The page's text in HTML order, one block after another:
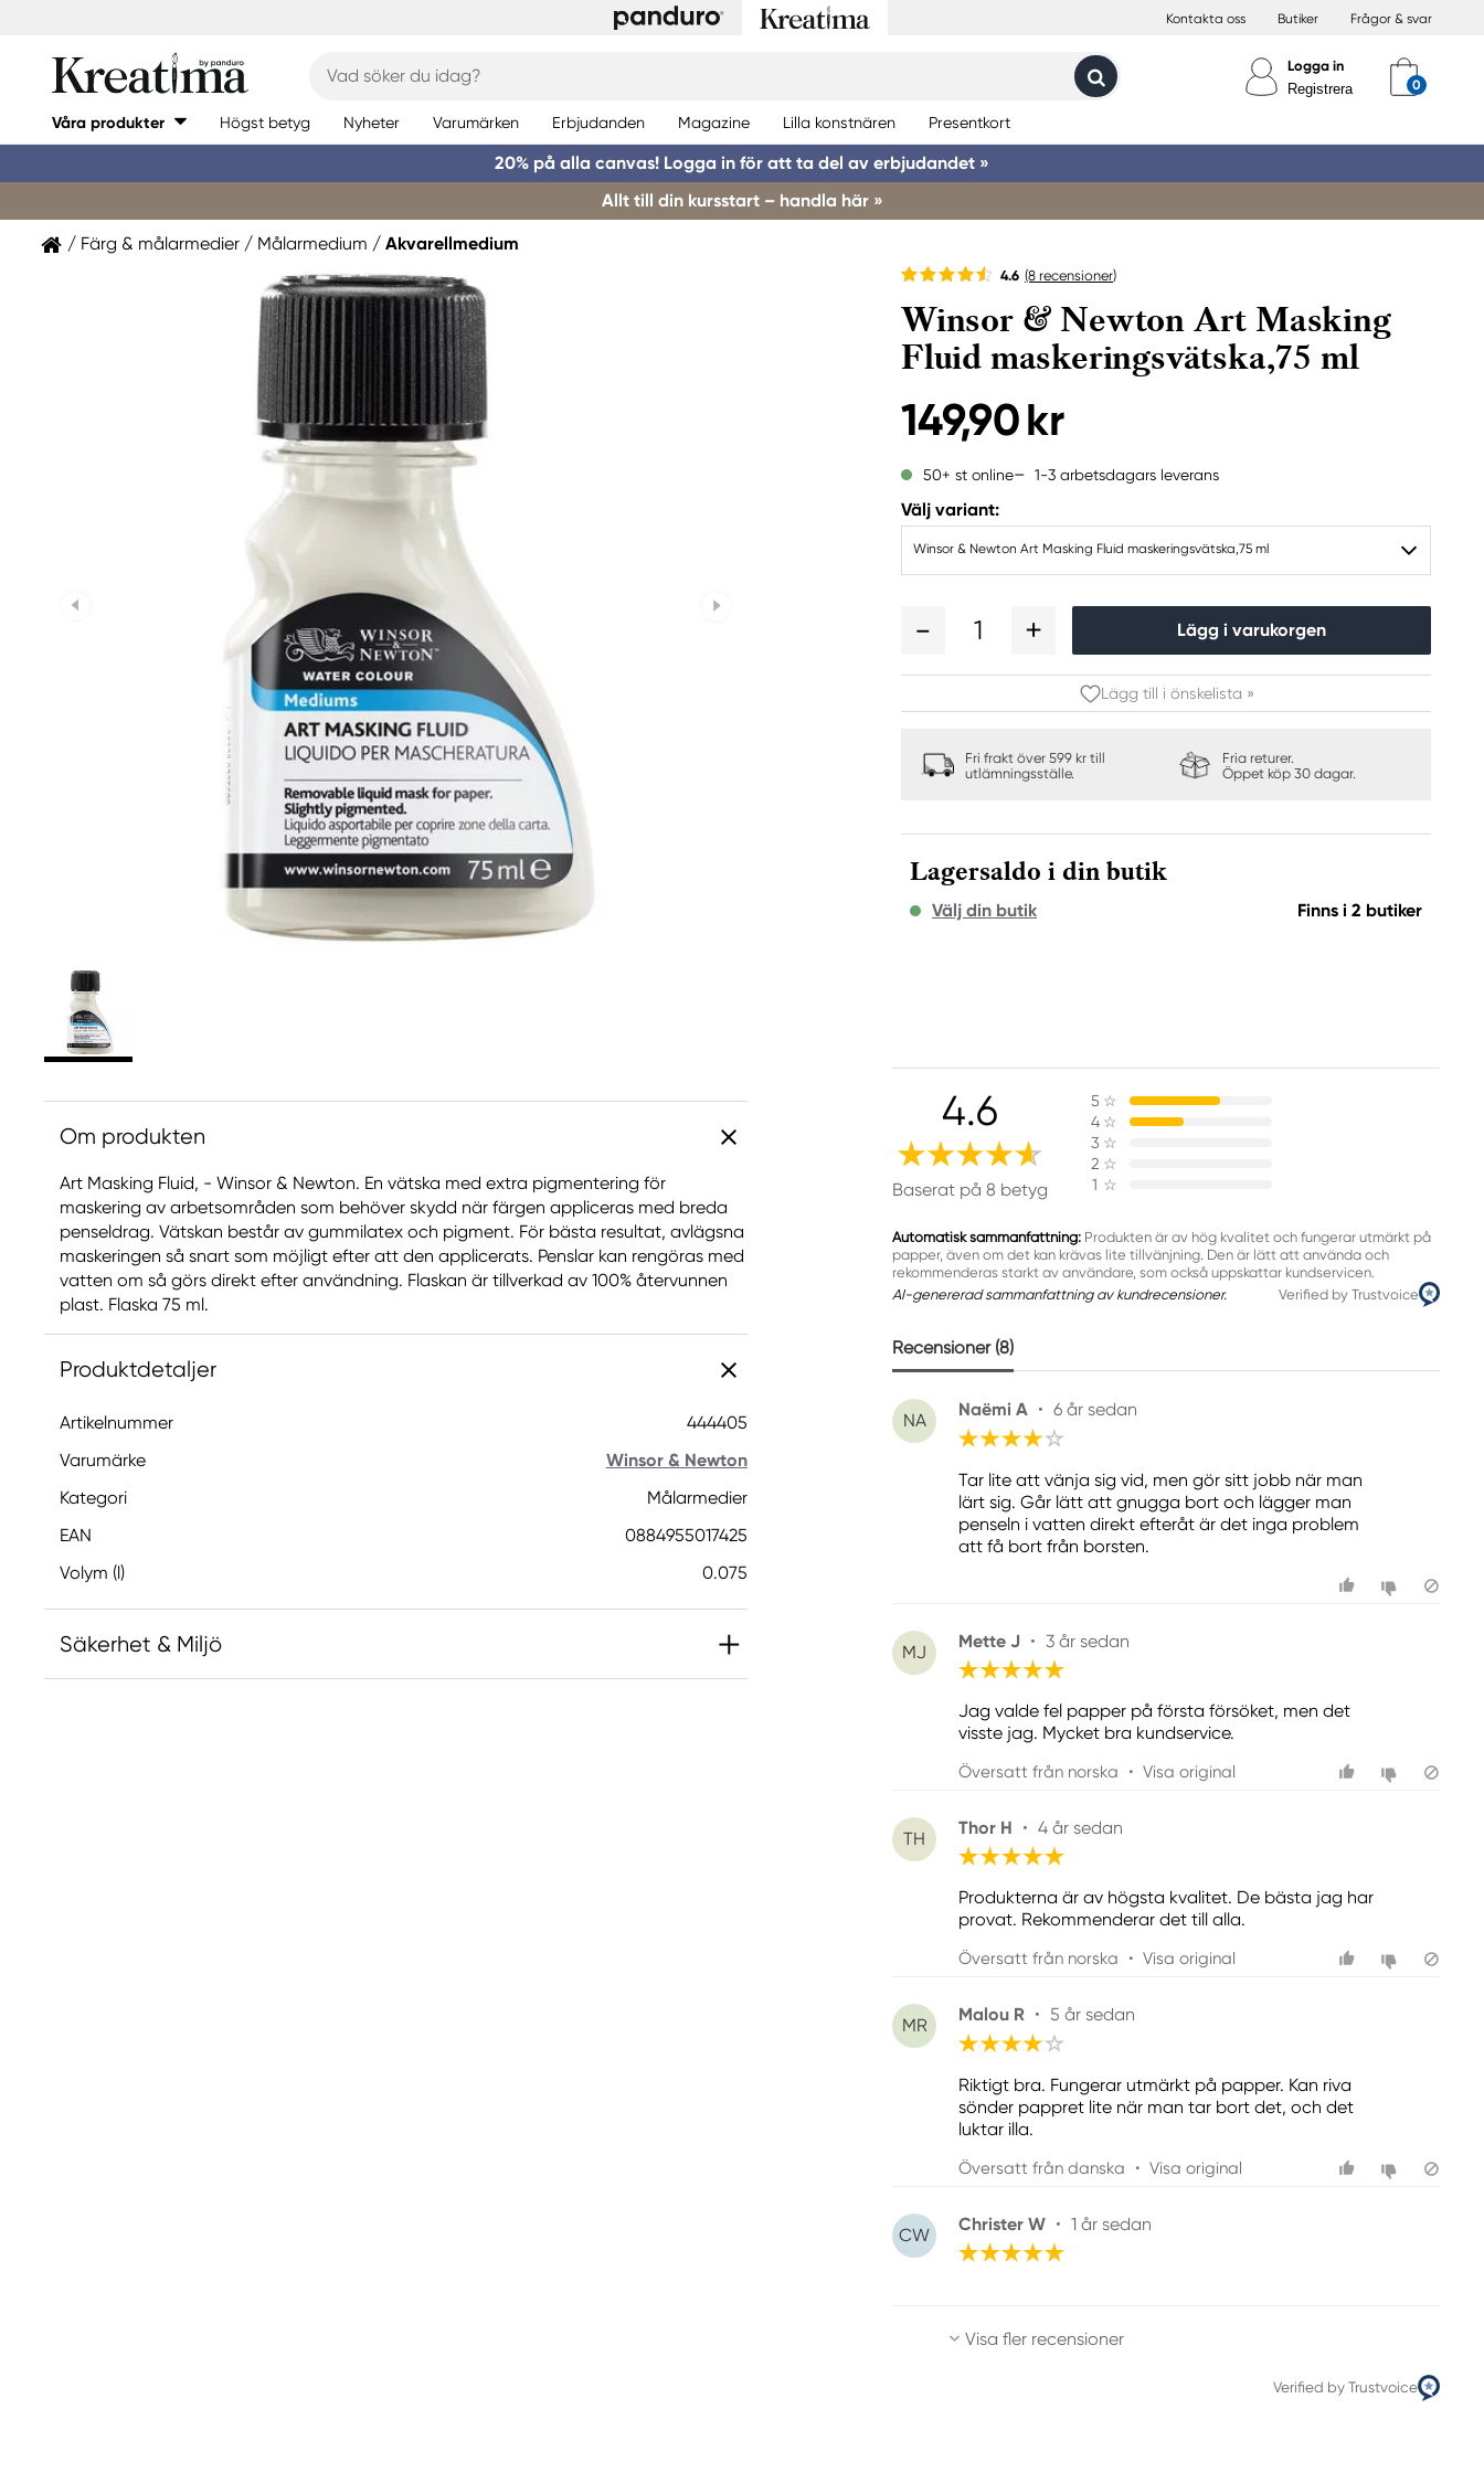
Kontakta oss Butiker Frågor & svar
Logga in
Registrera
Våra produkter Högst betyg Nyheter Varumärken Erbjudanden Magazine Lilla konstnären Presentkort
20% på alla canvas! Logga in för att ta del av erbjudandet »
Allt till din kursstart – handla här »
Färg & målarmedier Målarmedium Akvarellmedium
4.6 (8 recensioner)
Winsor & Newton Art Masking
Fluid maskeringsvätska,75 ml
149,90 kr
50+ st online 1-3 arbetsdagars leverans
Välj variant:
Winsor & Newton Art Masking Fluid maskeringsvätska,75 ml
1 Lägg i varukorgen
Lägg till i önskelista »
Fri frakt över 599 kr till
utlämningsställe.
Fria returer.
Öppet köp 30 dagar.
Lagersaldo i din butik
Välj din butik Finns i 2 butiker
Om produkten
Art Masking Fluid, - Winsor & Newton. En vätska med extra pigmentering för
maskering av arbetsområden som behöver skydd när färgen appliceras med breda
penseldrag. Vätskan består av gummilatex och pigment. För bästa resultat, avlägsna
maskeringen så snart som möjligt efter att den applicerats. Penslar kan rengöras med
vatten om så görs direkt efter användning. Flaskan är tillverkad av 100% återvunnen
plast. Flaska 75 ml.
Produktdetaljer
Artikelnummer
444405
Varumärke
Winsor & Newton
Kategori
Målarmedier
EAN
0884955017425
Volym (l)
0.075
Säkerhet & Miljö
4.6
Baserat på 8 betyg
5 ☆
4 ☆
3 ☆
2 ☆
1 ☆
Automatisk sammanfattning: Produkten är av hög kvalitet och fungerar utmärkt på
papper, även om det kan krävas lite tillvänjning. Den är lätt att använda och
rekommenderas starkt av användare, som också uppskattar kundservicen.
AI-genererad sammanfattning av kundrecensioner.
Verified by Trustvoice
Recensioner (8)
NA
Naëmi A • 6 år sedan
Tar lite att vänja sig vid, men gör sitt jobb när man
lärt sig. Går lätt att gnugga bort och lägger man
penseln i vatten direkt efteråt är det inga problem
att få bort från borsten.
MJ
Mette J • 3 år sedan
Jag valde fel papper på första försöket, men det
visste jag. Mycket bra kundservice.
Översatt från norska • Visa original
TH
Thor H • 4 år sedan
Produkterna är av högsta kvalitet. De bästa jag har
provat. Rekommenderar det till alla.
Översatt från norska • Visa original
MR
Malou R • 5 år sedan
Riktigt bra. Fungerar utmärkt på papper. Kan riva
sönder pappret lite när man tar bort det, och det
luktar illa.
Översatt från danska • Visa original
CW
Christer W • 1 år sedan
Visa fler recensioner
Verified by Trustvoice